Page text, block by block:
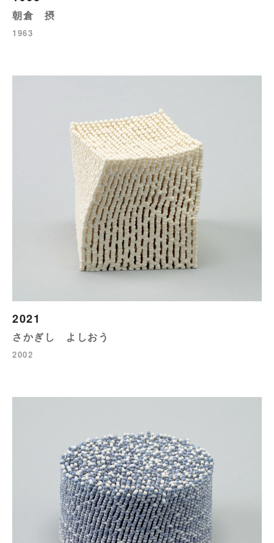
朝倉 摂
1963
2021
さかぎし よしおう
2002